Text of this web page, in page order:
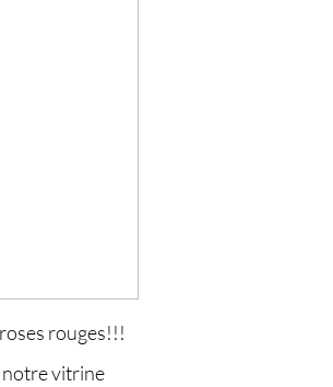
rouges!!!
notre vitrine